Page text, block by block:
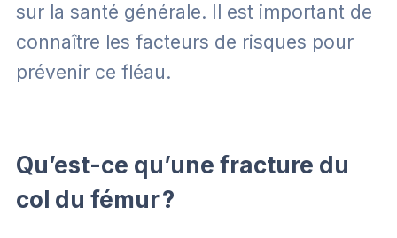
sur la santé générale. Il est important de
connaître les facteurs de risques pour
prévenir ce fléau.
Qu’est-ce qu’une fracture du
col du fémur ?